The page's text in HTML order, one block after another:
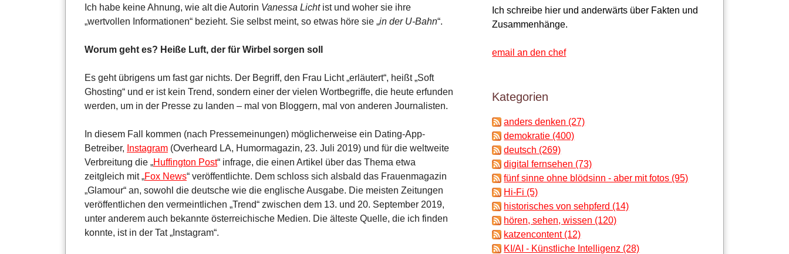
Ich habe keine Ahnung, wie alt die Autorin Vanessa Licht ist und woher sie ihre
„wertvollen Informationen“ bezieht. Sie selbst meint, so etwas höre sie „in der U-Bahn“.
Worum geht es? Heiße Luft, der für Wirbel sorgen soll
Es geht übrigens um fast gar nichts. Der Begriff, den Frau Licht „erläutert“, heißt „Soft
Ghosting“ und er ist kein Trend, sondern einer der vielen Wortbegriffe, die heute erfunden
werden, um in der Presse zu landen – mal von Bloggern, mal von anderen Journalisten.
In diesem Fall kommen (nach Pressemeinungen) möglicherweise ein Dating-App-
Betreiber, Instagram (Overheard LA, Humormagazin, 23. Juli 2019) und für die weltweite
Verbreitung die „Huffington Post“ infrage, die einen Artikel über das Thema etwa
zeitgleich mit „Fox News“ veröffentlichte. Dem schloss sich alsbald das Frauenmagazin
„Glamour“ an, sowohl die deutsche wie die englische Ausgabe. Die meisten Zeitungen
veröffentlichen den vermeintlichen „Trend“ zwischen dem 13. und 20. September 2019,
unter anderem auch bekannte österreichische Medien. Die älteste Quelle, die ich finden
konnte, ist in der Tat „Instagram“.
Ich schreibe hier und anderwärts über Fakten und
Zusammenhänge.
email an den chef
Kategorien
anders denken (27)
demokratie (400)
deutsch (269)
digital fernsehen (73)
fünf sinne ohne blödsinn - aber mit fotos (95)
Hi-Fi (5)
historisches von sehpferd (14)
hören, sehen, wissen (120)
katzencontent (12)
KI/AI - Künstliche Intelligenz (28)